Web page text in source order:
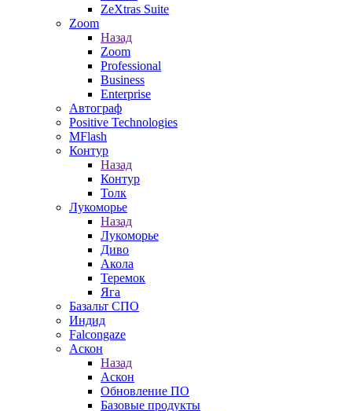
ZeXtras Suite
Zoom
Назад
Zoom
Professional
Business
Enterprise
Автограф
Positive Technologies
MFlash
Контур
Назад
Контур
Толк
Лукоморье
Назад
Лукоморье
Диво
Акола
Теремок
Яга
Базальт СПО
Индид
Falcongaze
Аскон
Назад
Аскон
Обновление ПО
Базовые продукты